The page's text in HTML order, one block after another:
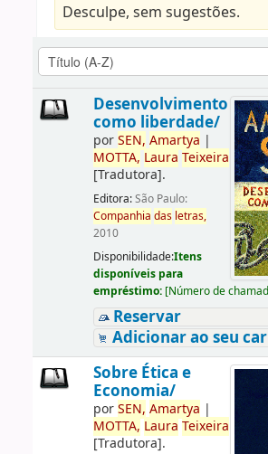
Desculpe, sem sugestões.
Desenvolvimento
como liberdade/
porSEN, Amartya |
MOTTA, Laura Teixeira
[Tradutora].
Editora:São Paulo:
Companhia das letras,
2010
Disponibilidade:Itens
disponíveis para
empréstimo: [Número de
Reservar
Adicionar ao seu
Sobre Ética e
Economia/
porSEN, Amartya |
MOTTA, Laura Teixeira
[Tradutora].